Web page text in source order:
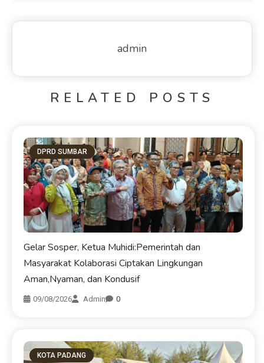
admin
RELATED POSTS
DPRD SUMBAR
Gelar Sosper, Ketua Muhidi:Pemerintah dan
Masyarakat Kolaborasi Ciptakan Lingkungan
Aman,Nyaman, dan Kondusif
09/08/2026 Admin 0
KOTA PADANG